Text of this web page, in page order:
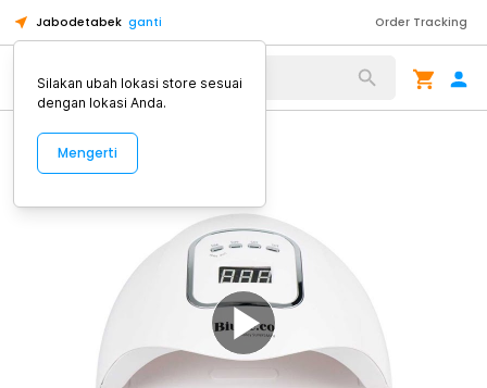
Jabodetabek ganti Order Tracking
Alat Kopi
Silakan ubah lokasi store sesuai
dengan lokasi Anda.
Mengerti